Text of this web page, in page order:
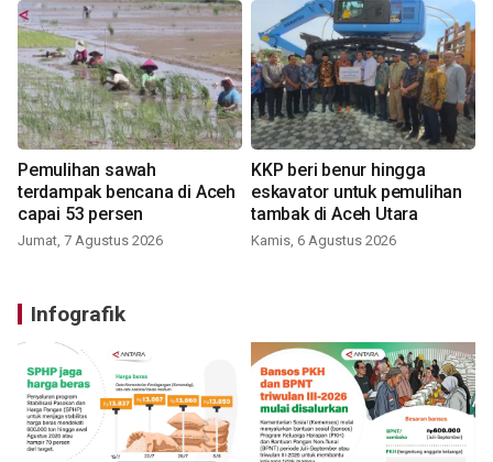
Pemulihan sawah
terdampak bencana di Aceh
capai 53 persen
Jumat, 7 Agustus 2026
KKP beri benur hingga
eskavator untuk pemulihan
tambak di Aceh Utara
Kamis, 6 Agustus 2026
Infografik